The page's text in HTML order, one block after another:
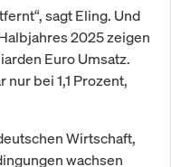
sagt Eling. Und
2025 zeigen
Euro Umsatz.
bei 1,1 Prozent,
Wirtschaft,
wachsen